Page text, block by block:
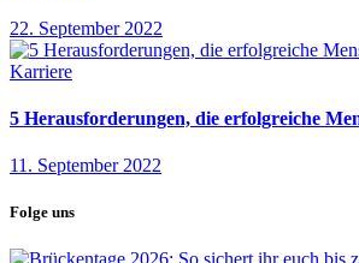
22. September 2022
Karriere
5 Herausforderungen, die erfolgreiche
11. September 2022
Folge uns